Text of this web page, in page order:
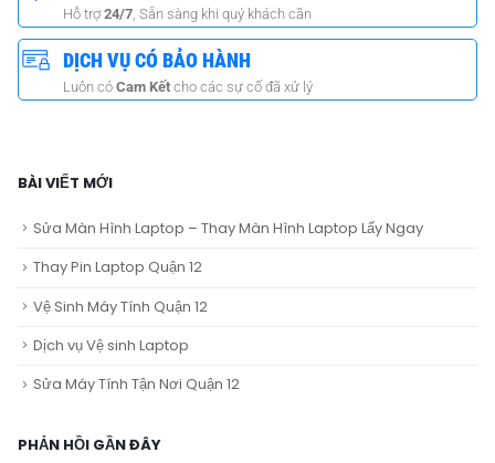
Hỗ trợ24/7 , Sẵn sàng khi quý khách cần
DỊCH VỤ CÓ BẢO HÀNH
Luôn có Cam Kết cho các sự cố đã xử lý
BÀI VIẾT MỚI
Sửa Màn Hình Laptop – Thay Màn Hình Laptop Lấy Ngay
Thay Pin Laptop Quận 12
Vệ Sinh Máy Tính Quận 12
Dịch vụ Vệ sinh Laptop
Sửa Máy Tính Tận Nơi Quận 12
PHẢN HỒI GẦN ĐÂY